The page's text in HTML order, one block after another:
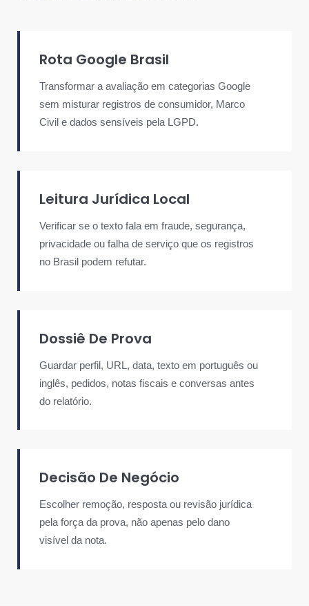
Rota Google Brasil
Transformar a avaliação em categorias Google
sem misturar registros de consumidor, Marco
Civil e dados sensíveis pela LGPD.
Leitura Jurídica Local
Verificar se o texto fala em fraude, segurança,
privacidade ou falha de serviço que os registros
no Brasil podem refutar.
Dossiê De Prova
Guardar perfil, URL, data, texto em português ou
inglês, pedidos, notas fiscais e conversas antes
do relatório.
Decisão De Negócio
Escolher remoção, resposta ou revisão jurídica
pela força da prova, não apenas pelo dano
visível da nota.